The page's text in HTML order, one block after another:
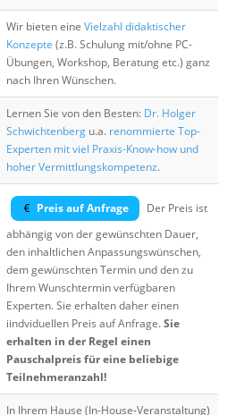
Wir bieten eine Vielzahl didaktischer
Konzepte (z.B. Schulung mit/ohne PC-
Übungen, Workshop, Beratung etc.) ganz
nach Ihren Wünschen.
Lernen Sie von den Besten: Dr. Holger
Schwichtenberg u.a. renommierte Top-
Experten mit viel Praxis-Know-how und
hoher Vermittlungskompetenz.
Preis auf Anfrage
Der Preis ist
abhängig von der gewünschten Dauer,
den inhaltlichen Anpassungswünschen,
dem gewünschten Termin und den zu
Ihrem Wunschtermin verfügbaren
Experten. Sie erhalten daher einen
iindviduellen Preis auf Anfrage.Sie
erhalten in der Regel einen
Pauschalpreis für eine beliebige
Teilnehmeranzahl!
In Ihrem Hause (In-House-Veranstaltung)